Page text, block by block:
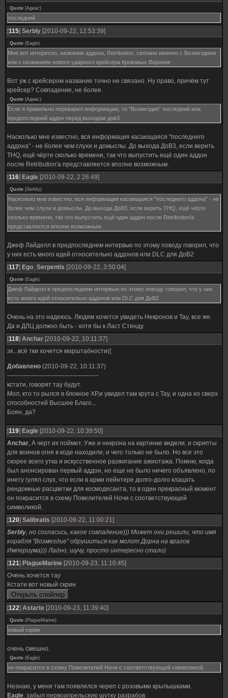
Quote (Адиас)
последний
[115] SerbIy [2010-09-22, 12:53:39]
Quote (Eagle)
Мне вот интересно, название аддона, Retribution, связано именно с Возмездием
или с названием нового ударного крейсера Кровавых Воронов
Вот уж с крейсером название точно не связано. Ну право, причём тут
крейсер? Совпадение, не более.
Quote (Адиас)
Если я правильно переварил информацию, то "Возмездие" последний или
предпоследний аддон перед выходом дов3
Насколько мне известно, вся информация касающаяся "последнего
аддона" - не более чем слухи и домыслы. До выхода ДоВ3, если верить
THQ, ещё чёрте сколько времени, так что выпустить ещё один аддон
после Retribution'а представляется вполне возможным.
[116] Eagle [2010-09-22, 2:26:49]
Quote (SerbIy)
Насколько мне известно, вся информация касающаяся "последнего аддона" - не
более чем слухи и домыслы. До выхода ДоВ3, если верить THQ, ещё чёрте
сколько времени, так что выпустить ещё один аддон после Retribution'а
представляется вполне возможным.
Джеф Лайделл в предпоследнем интервью по этому поводу говорил, что
у них есть много идей относительно аддонов или DLC для ДоВ2
[117] Ego_Serpentis [2010-09-22, 3:50:04]
Quote (Eagle)
Джеф Лайделл в предпоследнем интервью по этому поводу говорил, что у них
есть много идей относительно аддонов или DLC для ДоВ2
Очень на это надеюсь. Людям хочется увидеть Некронов и Тау, все же.
Да и ДЛЦ должно быть - хотя бы к Ласт Стенду.
[118] Anchar [2010-09-22, 10:11:37]
эх...всё тки хочется марштабности((
Добавлено (2010-09-22, 10:11:37)
---------------------------------------------
кстати, говорят тау будут.
Мол, кто то рылся в блокное ХР,и увидел там крута с Тау, и одна из сверх
способностей Высшее Благо...
Боян, да?
[119] Eagle [2010-09-22, 10:39:50]
Anchar, А черт их поймет. Уже и некрона на картинке видели, и скрипты
для воинов огня в коде находили, и чего только не было. Но все это
скорее всего утка и искусственное разжигание ажиотажа. Помню, когда
был анонсирован первый аддон, но еще не было ничего объявлено, по
инету гулял слух, что если в арми пейнтере долго-долго клацать
рендомные расцветки для космодесанта, то в один прекрасный момент
он покрасится в схему Повелителей Ночи с соответствующей
символикой.
[120] Salibratis [2010-09-22, 11:00:21]
SerbIy, но согласись, какое совпадение))) Может они решили, что имя
корабля "Возмездие" обрушиться как молот Дорна на врагов
Империума))) Ладно, шучу, просто интересно стало)
[121] PlagueMarine [2010-09-23, 11:10:45]
Очень хочется тау
Кстати вот новый скрин
[122] Astarte [2010-09-23, 11:39:40]
Quote (PlagueMarine)
новый скрин
очень смешно.
Quote (Eagle)
он покрасится в схему Повелителей Ночи с соответствующей символикой.
Незнаю, у меня там появлялся череп с розовыми крылышками.
Eagle, забыл первоапрельскую шутку разрабов